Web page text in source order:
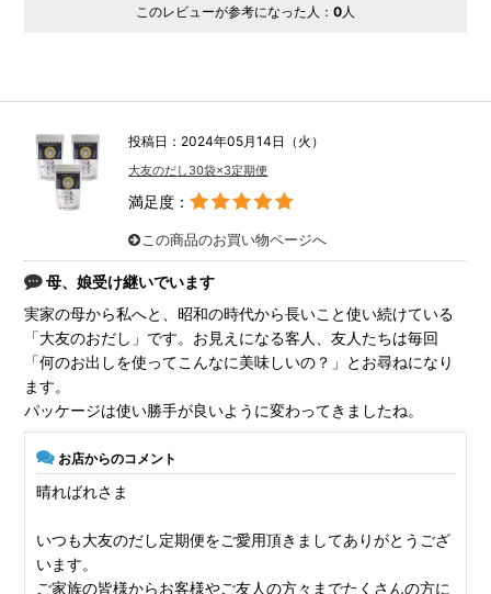
このレビューが参考になった人： 0 人
投稿日：2024年05月14日（火）
大友のだし30袋×3定期便
満足度：
この商品のお買い物ページへ
母、娘受け継いでいます
実家の母から私へと、昭和の時代から長いこと使い続けている
「大友のおだし」です。お見えになる客人、友人たちは毎回
「何のお出しを使ってこんなに美味しいの？」とお尋ねになり
ます。
パッケージは使い勝手が良いように変わってきましたね。
お店からのコメント
晴ればれさま
いつも大友のだし定期便をご愛用頂きましてありがとうござ
います。
ご家族の皆様からお客様やご友人の方々までたくさんの方に